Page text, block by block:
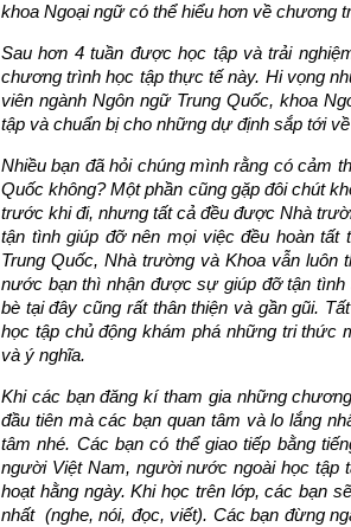
khoa Ngoại ngữ có thể hiểu hơn về chương
Sau hơn 4 tuần được học tập và trải
chương trình học tập thực tế này. Hi vọng
viên ngành Ngôn ngữ Trung Quốc, khoa
tập và chuẩn bị cho những dự định sắp tới
Nhiều bạn đã hỏi chúng mình rằng có cảm
Quốc không? Một phần cũng gặp đôi chút
trước khi đi, nhưng tất cả đều được Nhà
tận tình giúp đỡ nên mọi việc đều hoàn tất
Trung Quốc, Nhà trường và Khoa vẫn luôn
nước bạn thì nhận được sự giúp đỡ tận
bè tại đây cũng rất thân thiện và gần gũi.
học tập chủ động khám phá những tri thức
và ý nghĩa.
Khi các bạn đăng kí tham gia những
đầu tiên mà các bạn quan tâm và lo lắng
tâm nhé. Các bạn có thể giao tiếp bằng
người Việt Nam, người nước ngoài học tập
hoạt hằng ngày. Khi học trên lớp, các bạn
nhất (nghe, nói, đọc, viết). Các bạn đừng